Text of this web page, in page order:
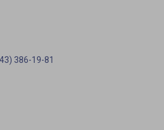
386-19-81